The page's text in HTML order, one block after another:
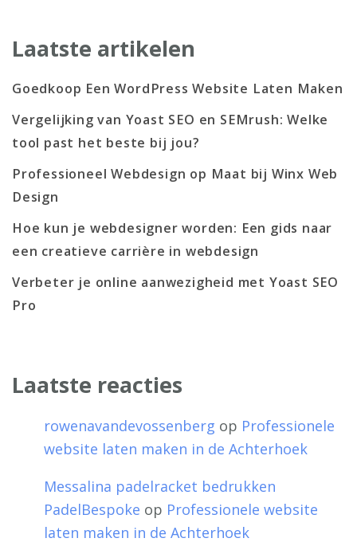
Laatste artikelen
Goedkoop Een WordPress Website Laten Maken
Vergelijking van Yoast SEO en SEMrush: Welke
tool past het beste bij jou?
Professioneel Webdesign op Maat bij Winx Web
Design
Hoe kun je webdesigner worden: Een gids naar
een creatieve carrière in webdesign
Verbeter je online aanwezigheid met Yoast SEO
Pro
Laatste reacties
rowenavandevossenberg op Professionele
website laten maken in de Achterhoek
Messalina padelracket bedrukken
PadelBespoke op Professionele website
laten maken in de Achterhoek